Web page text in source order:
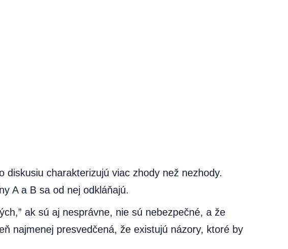
diskusiu charakterizujú viac zhody než nezhody.
A a B sa od nej odkláňajú.
ak sú aj nesprávne, nie sú nebezpečné, a že
najmenej presvedčená, že existujú názory, ktoré by